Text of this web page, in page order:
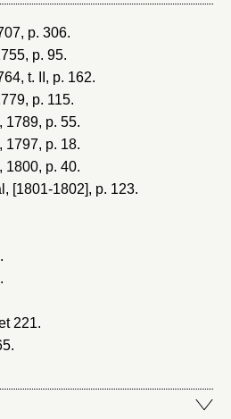
, p. 306.
, p. 95.
, t. II, p. 162.
, p. 115.
1789, p. 55.
1797, p. 18.
1800, p. 40.
[1801-1802], p. 123.
221.